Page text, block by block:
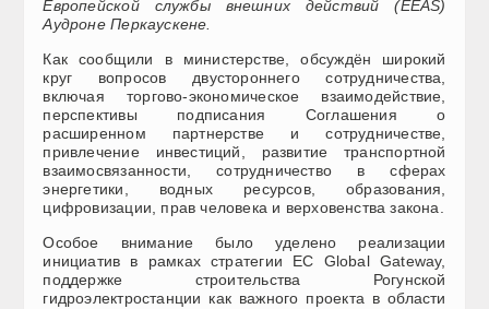
Европейской службы внешних действий (EEAS)
Аудроне Перкаускене.
Как сообщили в министерстве, обсуждён широкий
круг вопросов двустороннего сотрудничества,
включая торгово-экономическое взаимодействие,
перспективы подписания Соглашения о
расширенном партнерстве и сотрудничестве,
привлечение инвестиций, развитие транспортной
взаимосвязанности, сотрудничество в сферах
энергетики, водных ресурсов, образования,
цифровизации, прав человека и верховенства закона.
Особое внимание было уделено реализации
инициатив в рамках стратегии ЕС Global Gateway,
поддержке строительства Рогунской
гидроэлектростанции как важного проекта в области